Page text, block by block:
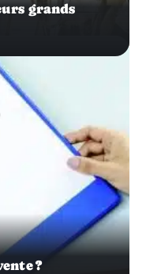
grands
?